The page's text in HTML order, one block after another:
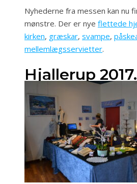
Nyhederne fra messen kan nu
mønstre. Der er nye flettede
kirken, græskar, svampe,
mellemlægsservietter.
Hjallerup 2017.